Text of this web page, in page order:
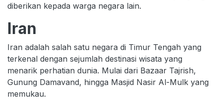
diberikan kepada warga negara lain.
Iran
Iran adalah salah satu negara di Timur Tengah yang
terkenal dengan sejumlah destinasi wisata yang
menarik perhatian dunia. Mulai dari Bazaar Tajrish,
Gunung Damavand, hingga Masjid Nasir Al-Mulk yang
memukau.